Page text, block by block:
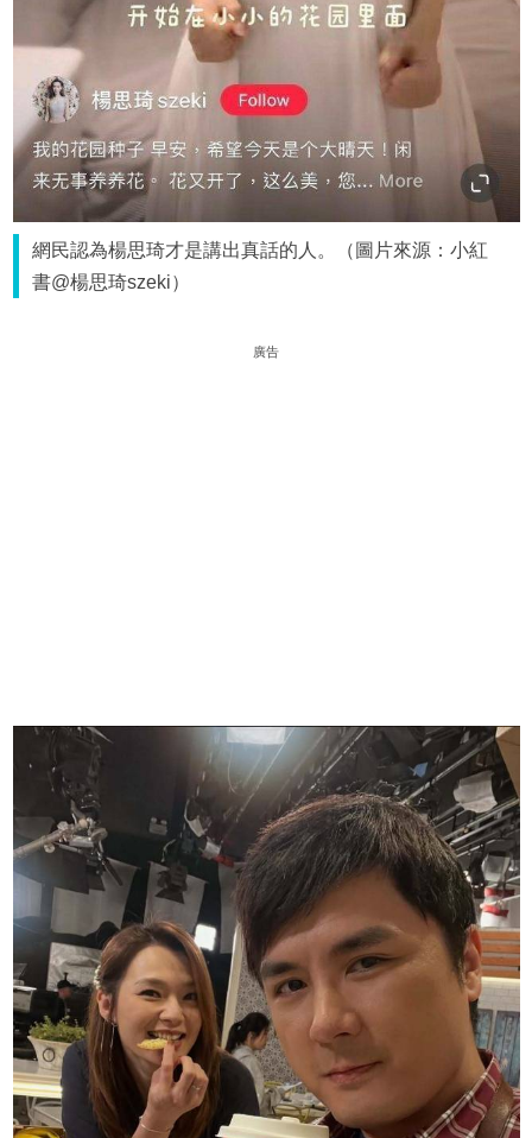
網民認為楊思琦才是講出真話的人。（圖片來源：小紅
書@楊思琦szeki）
廣告